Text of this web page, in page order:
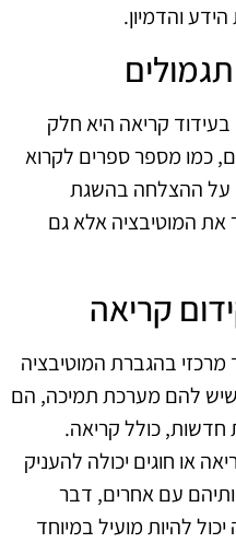
והדמיון.
קריאה היא חלק
כמו מספר ספרים לקרוא
על ההצלחה בהשגת
את המוטיבציה אלא גם
קריאה
בהגברת המוטיבציה
שיש להם מערכת תמיכה, הם
חדשות, כולל קריאה.
או חוגים יכולה להעניק
עם אחרים, דבר
להיות מועיל במיוחד